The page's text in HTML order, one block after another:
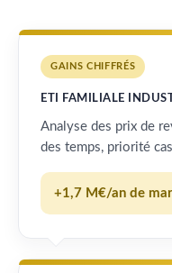
GAINS CHIFFRÉS
ETI FAMILIALE
Analyse des prix de
des temps, priorité
+1,7 M€/an de